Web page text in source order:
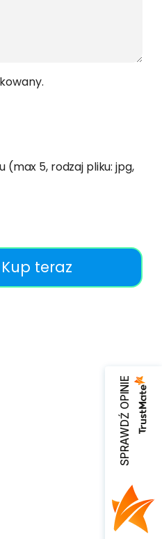
(max 5, rodzaj pliku: jpg,
Kup teraz
SPRAWDŹ OPINIE